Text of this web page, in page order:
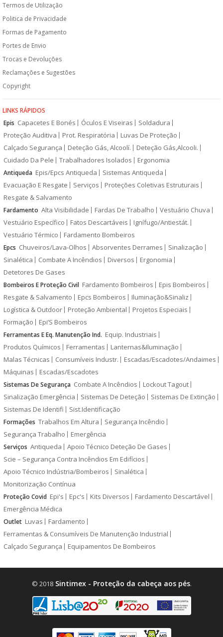
Termos de Utilização
Politica de Privacidade
Formas de Pagamento
Portes de Envio
Trocas e Devoluções
Reclamações e Sugestões
Copyright
LINKS RÁPIDOS
Epis Capacetes E Bonés Óculos E Viseiras
Soldadura
Proteção Auditiva
Prot. Respiratória
Luvas De Proteção
Calçado Segurança
Deteção Gás, Alcoolí.
Deteção Gás,Alcooli.
Cuidado Da Pele
Trabalhadores Isolados Ergonomia
Antiqueda Epis/Epcs Antiqueda
Sistemas Antiqueda
Evacuação E Resgate
Serviços
Proteções Coletivas Estruturais
Resgate & Salvamento
Fardamento Alta Visibilidade Fardas De Trabalho
Vestuário Chuva
Vestuário Específico
Fatos Descartáveis
Ignífugo/Antiestát.
Vestuário Térmico
Fardamento Bombeiros
Epcs Chuveiros/Lava-Olhos Absorventes Derrames
Sinalização
Sinalética
Combate A Incêndios Diversos
Ergonomia
Detetores De Gases
Bombeiros E Proteção Civil Fardamento Bombeiros
Epis Bombeiros
Resgate & Salvamento
Epcs Bombeiros
Iluminação&Sinaliz
Logística & Outdoor
Proteção Ambiental
Projetos Especiais
Formação
Epi’S Bombeiros
Ferramentas E Eq. Manutenção Ind. Equip. Industriais
Produtos Químicos
Ferramentas
Lanternas&Iluminação
Malas Técnicas
Consumíveis Industr.
Escadas/Escadotes/Andaimes
Máquinas
Escadas/Escadotes
Sistemas De Segurança Combate A Incêndios
Lockout Tagout
Sinalização Emergência
Sistemas De Deteção
Sistemas De Extinção
Sistemas De Identifi
Sist.Identificação
Formações Trabalhos Em Altura
Segurança Incêndio
Segurança Trabalho
Emergência
Serviços Antiqueda
Apoio Técnico Deteção De Gases
Scie – Segurança Contra Incêndios Em Edifícios
Apoio Técnico Indústria/Bombeiros
Sinalética
Monitorização Contínua
Proteção Covid Epi's Epc's Kits Diversos
Fardamento Descartável
Emergência Médica
Outlet Luvas
Fardamento
Ferramentas & Consumíveis De Manutenção Industrial
Calçado Segurança
Equipamentos De Bombeiros
© 2018Sintimex - Proteção da cabeça aos pés.